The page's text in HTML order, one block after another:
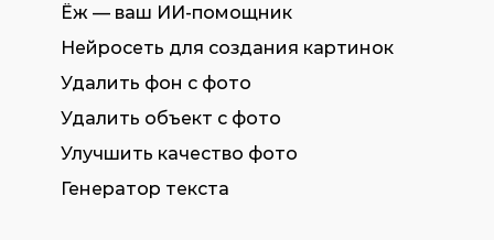
Ёж — ваш ИИ-помощник
Нейросеть для создания картинок
Удалить фон с фото
Удалить объект с фото
Улучшить качество фото
Генератор текста